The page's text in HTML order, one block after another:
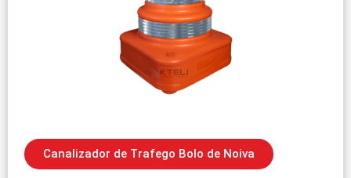
Canalizador de Trafego Bolo de Noiva